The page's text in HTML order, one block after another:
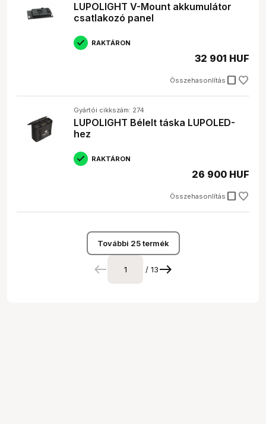
LUPOLIGHT V-Mount akkumulátor
csatlakozó panel
RAKTÁRON
Összehasonlítás check_box_outline_blank
32 901 HUF
Gyártói cikkszám: 274
LUPOLIGHT Bélelt táska LUPOLED-
hez
RAKTÁRON
Összehasonlítás check_box_outline_blank
26 900 HUF
További 25 termék
/ 13